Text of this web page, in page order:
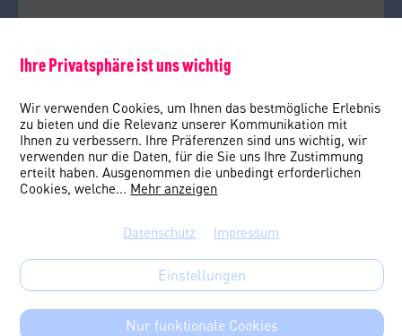
Ihre Privatsphäre ist uns wichtig
Wir verwenden Cookies, um Ihnen das bestmögliche Erlebnis
zu bieten und die Relevanz unserer Kommunikation mit
Ihnen zu verbessern. Ihre Präferenzen sind uns wichtig, wir
verwenden nur die Daten, für die Sie uns Ihre Zustimmung
erteilt haben. Ausgenommen die unbedingt erforderlichen
Cookies, welche... Mehr anzeigen
Datenschutz Impressum
Einstellungen
Nur funktionale Cookies